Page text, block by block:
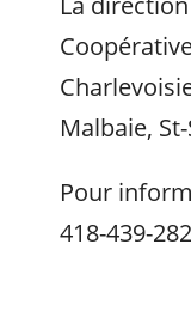
Malbaie,
Pour
418-439-